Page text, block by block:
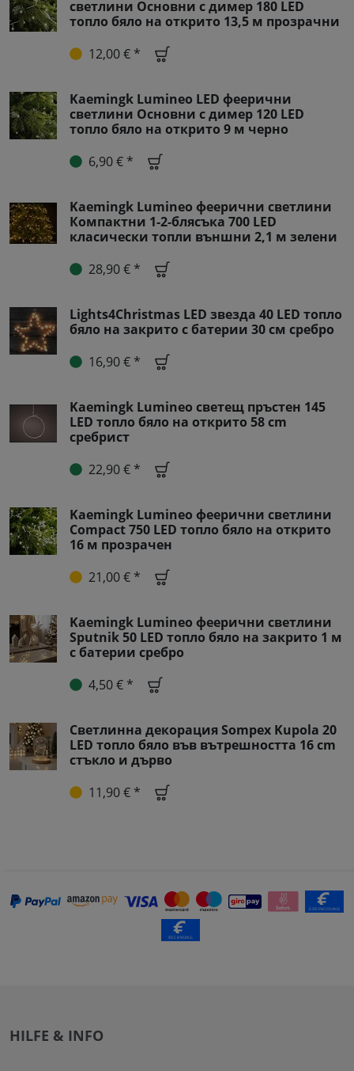
светлини Основни с димер 180 LED
топло бяло на открито 13,5 м прозрачни
12,00 € *
Kaemingk Lumineo LED феерични
светлини Основни с димер 120 LED
топло бяло на открито 9 м черно
6,90 € *
Kaemingk Lumineo феерични светлини
Компактни 1-2-блясъка 700 LED
класически топли външни 2,1 м зелени
28,90 € *
Lights4Christmas LED звезда 40 LED топло
бяло на закрито с батерии 30 см сребро
16,90 € *
Kaemingk Lumineo светещ пръстен 145
LED топло бяло на открито 58 cm
сребрист
22,90 € *
Kaemingk Lumineo феерични светлини
Compact 750 LED топло бяло на открито
16 м прозрачен
21,00 € *
Kaemingk Lumineo феерични светлини
Sputnik 50 LED топло бяло на закрито 1 м
с батерии сребро
4,50 € *
Светлинна декорация Sompex Kupola 20
LED топло бяло във вътрешността 16 cm
стъкло и дърво
11,90 € *
HILFE & INFO